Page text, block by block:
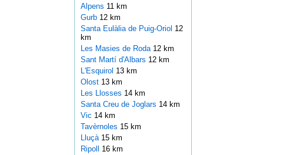
Alpens 11 km
Gurb 12 km
Santa Eulàlia de Puig-Oriol 12
km
Les Masies de Roda 12 km
Sant Martí d'Albars 12 km
L'Esquirol 13 km
Olost 13 km
Les Llosses 14 km
Santa Creu de Joglars 14 km
Vic 14 km
Tavèrnoles 15 km
Lluçà 15 km
Ripoll 16 km